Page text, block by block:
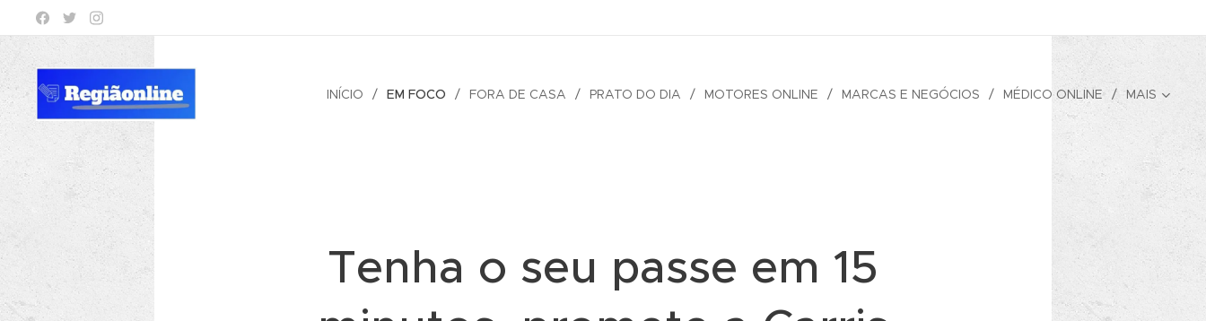
INÍCIO EM FOCO FORA DE CASA PRATO DO DIA MOTORES ONLINE MARCAS E NEGÓCIOS MÉDICO ONLINE MAIS
Tenha o seu passe em 15